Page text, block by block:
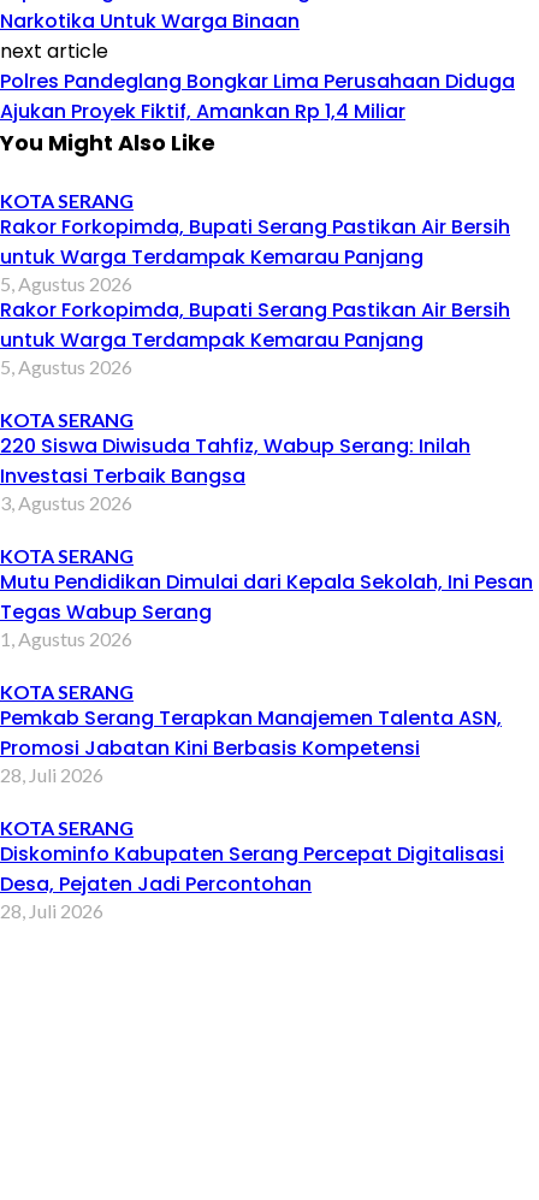
Narkotika Untuk Warga Binaan
next article
Polres Pandeglang Bongkar Lima Perusahaan Diduga
Ajukan Proyek Fiktif, Amankan Rp 1,4 Miliar
You Might Also Like
KOTA SERANG
Rakor Forkopimda, Bupati Serang Pastikan Air Bersih
untuk Warga Terdampak Kemarau Panjang
5, Agustus 2026
Rakor Forkopimda, Bupati Serang Pastikan Air Bersih
untuk Warga Terdampak Kemarau Panjang
5, Agustus 2026
KOTA SERANG
220 Siswa Diwisuda Tahfiz, Wabup Serang: Inilah
Investasi Terbaik Bangsa
3, Agustus 2026
KOTA SERANG
Mutu Pendidikan Dimulai dari Kepala Sekolah, Ini Pesan
Tegas Wabup Serang
1, Agustus 2026
KOTA SERANG
Pemkab Serang Terapkan Manajemen Talenta ASN,
Promosi Jabatan Kini Berbasis Kompetensi
28, Juli 2026
KOTA SERANG
Diskominfo Kabupaten Serang Percepat Digitalisasi
Desa, Pejaten Jadi Percontohan
28, Juli 2026